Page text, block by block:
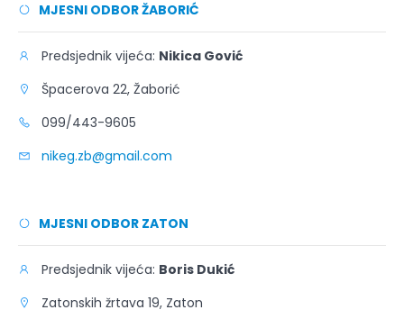
MJESNI ODBOR ŽABORIĆ
Predsjednik vijeća: Nikica Gović
Špacerova 22, Žaborić
099/443-9605
nikeg.zb@gmail.com
MJESNI ODBOR ZATON
Predsjednik vijeća: Boris Dukić
Zatonskih žrtava 19, Zaton